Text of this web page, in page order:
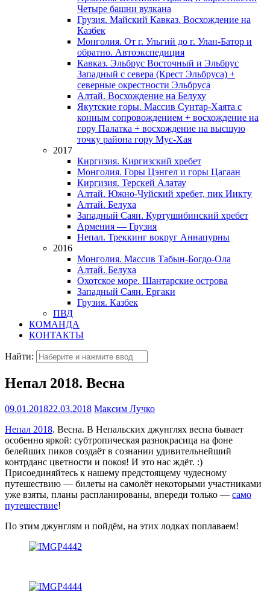
Четыре башни вулкана
Грузия. Майский Кавказ. Восхождение на
Казбек
Монголия. От г. Ульгий до г. Улан-Батор и
обратно. Автоэкспедиция
Кавказ. Эльбрус Восточный и Эльбрус
Западный с севера (Крест Эльбруса) +
северные окрестности Эльбруса
Алтай. Восхождение на Белуху
Якутские горы. Массив Сунтар-Хаята с
конным сопровождением + восхождение на
гору Палатка + восхождение на высшую
точку района гору Мус-Хая
2017
Киргизия. Киргизский хребет
Монголия. Горы Цэнгел и горы Цагаан
Киргизия. Терскей Алатау
Алтай. Южно-Чуйский хребет, пик Иикту
Алтай. Белуха
Западный Саян. Куртушибинский хребет
Армения — Грузия
Непал. Треккинг вокруг Аннапурны
2016
Монголия. Массив Табын-Богдо-Ола
Алтай. Белуха
Охотское море. Шантарские острова
Западный Саян. Ергаки
Грузия. Казбек
ПВД
КОМАНДА
КОНТАКТЫ
Найти:
Непал 2018. Весна
09.01.201822.03.2018 Максим Лучко
Непал 2018. Весна. В Непальских джунглях весна бывает
особенно яркой: субтропическая разнокрасица на фоне
белейших пиков создаёт в сознании удивительнейший
контрданс цветности и покоя! И это нас ждёт. :)
Присоединяйтесь к нашему предстоящему чудесному
путешествию — билеты на самолёт некоторыми участниками
уже взяты, планы распланированы, впереди только — само
путешествие!
По этим джунглям и пойдём, на этих лодках поплаваем!